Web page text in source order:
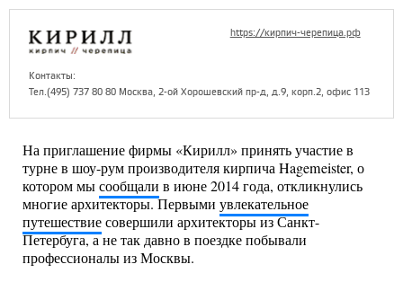
https://кирпич-черепица.рф
Контакты:
Тел.(495) 737 80 80 Москва, 2-ой Хорошевский пр-д, д.9, корп.2, офис 113
На приглашение фирмы «Кирилл» принять участие в
турне в шоу-рум производителя кирпича Hagemeister, о
котором мысообщали в июне 2014 года, откликнулись
многие архитекторы. Первыми увлекательное
путешествиесовершили архитекторы из Санкт-
Петербуга, а не так давно в поездке побывали
профессионалы из Москвы.